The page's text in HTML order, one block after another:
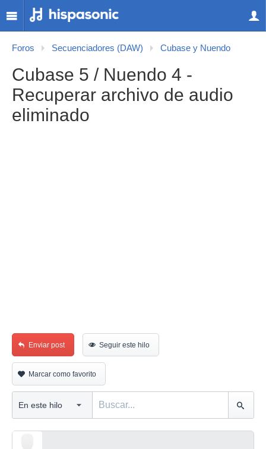
Foros Secuenciadores (DAW) Cubase y Nuendo
Cubase 5 / Nuendo 4 -
Recuperar archivo de audio
eliminado
Enviar post Seguir este hilo
Marcar como favorito